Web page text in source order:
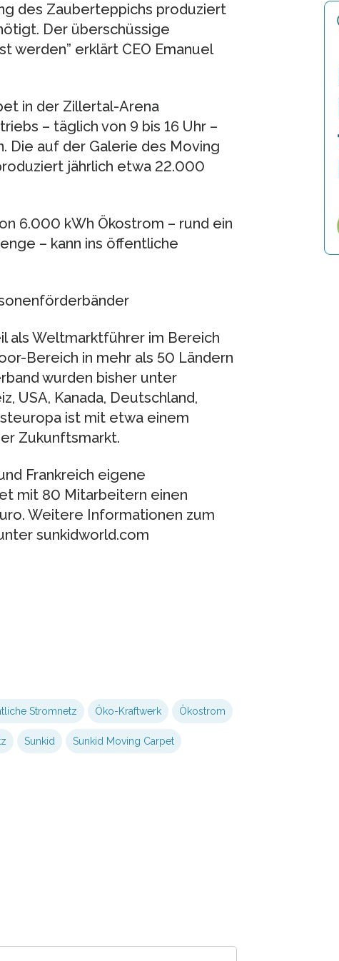
des Zauberteppichs produziert
Der überschüssige
werden” erklärt CEO Emanuel
in der Zillertal-Arena
– täglich von 9 bis 16 Uhr –
Die auf der Galerie des Moving
jährlich etwa 22.000
6.000 kWh Ökostrom – rund ein
– kann ins öffentliche
als Weltmarktführer im Bereich
Bereich in mehr als 50 Ländern
wurden bisher unter
USA, Kanada, Deutschland,
ist mit etwa einem
Zukunftsmarkt.
Frankreich eigene
mit 80 Mitarbeitern einen
Weitere Informationen zum
sunkidworld.com
Stromnetz Öko-Kraftwerk Ökostrom
Sunkid Sunkid Moving Carpet